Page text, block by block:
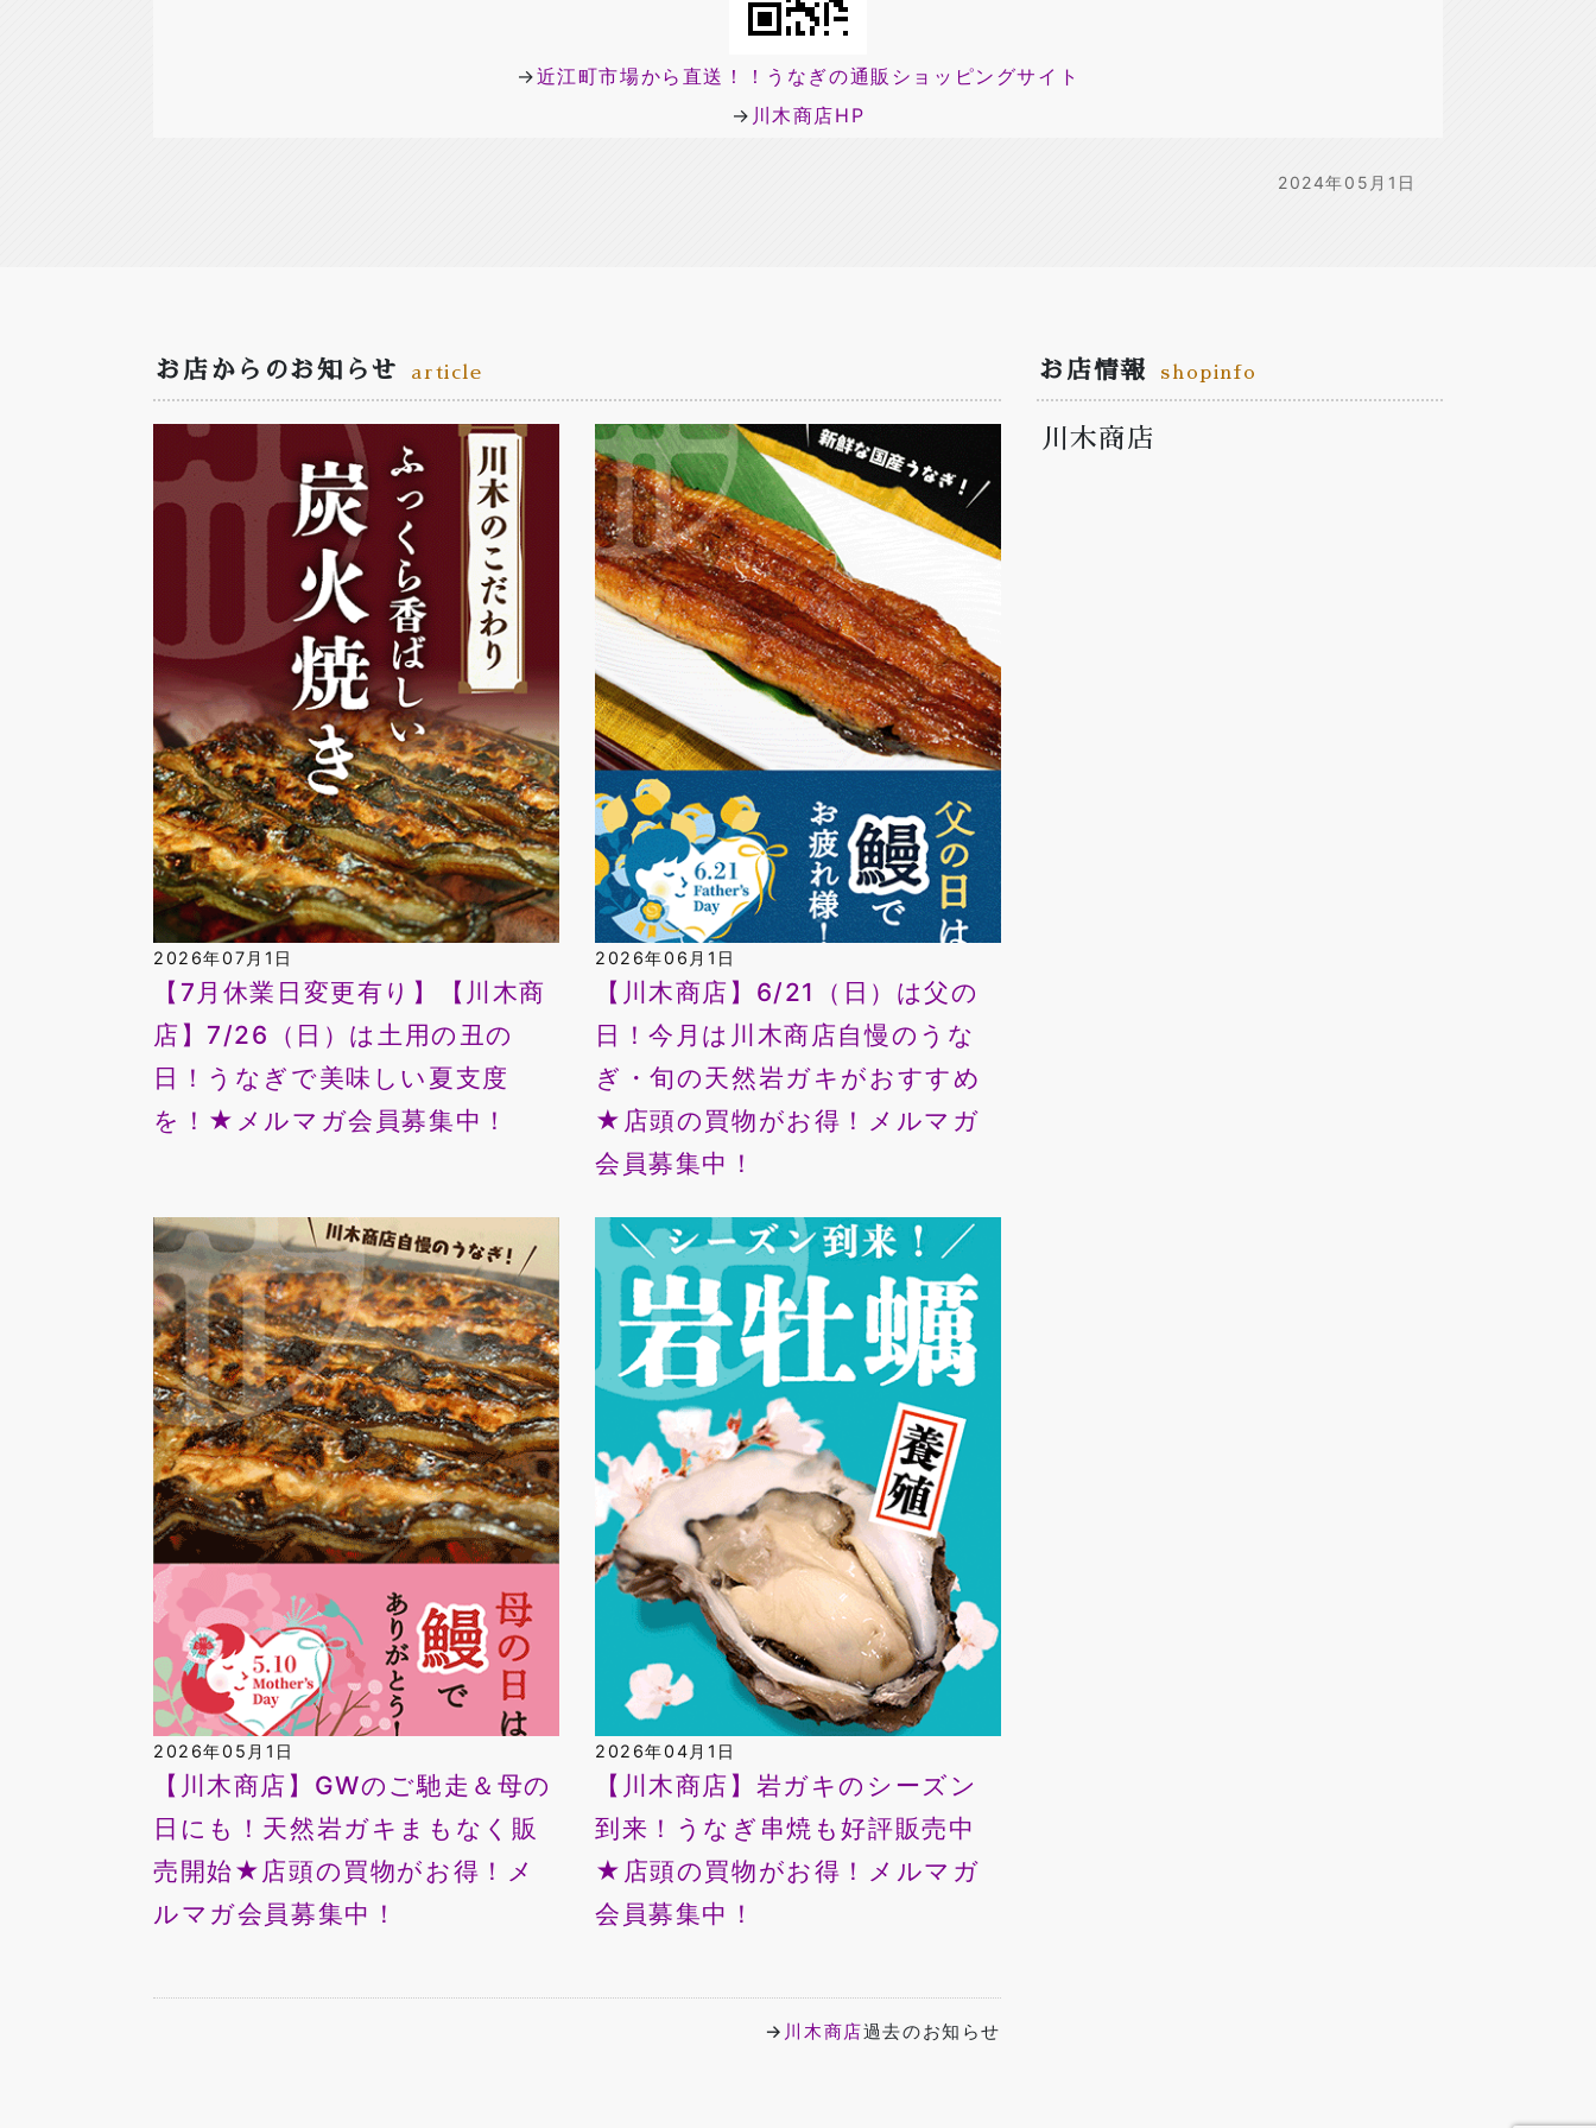
→近江町市場から直送！！うなぎの通販ショッピングサイト
→ 川木商店HP
2024年05月1日
お店からのお知らせ article
2026年07月1日
【7月休業日変更有り】【川木商
店】7/26（日）は土用の丑の
日！うなぎで美味しい夏支度
を！★メルマガ会員募集中！
2026年06月1日
【川木商店】6/21（日）は父の
日！今月は川木商店自慢のうな
ぎ・旬の天然岩ガキがおすすめ
★店頭の買物がお得！メルマガ
会員募集中！
2026年05月1日
【川木商店】GWのご馳走＆母の
日にも！天然岩ガキまもなく販
売開始★店頭の買物がお得！メ
ルマガ会員募集中！
2026年04月1日
【川木商店】岩ガキのシーズン
到来！うなぎ串焼も好評販売中
★店頭の買物がお得！メルマガ
会員募集中！
→ 川木商店過去のお知らせ
お店情報 shopinfo
川木商店